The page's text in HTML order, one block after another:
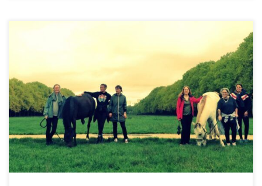
Une des premières phrases tintant dans nos oreilles de futures équithérapeutes,
même si on était déjà au courant, aurait été citée par un certain Xénophon1 (en note
de bas de page pour les néophytes). Philosophe, historien et chef militaire, il fût
apparemment le premier à écrire sur la manière dont […]